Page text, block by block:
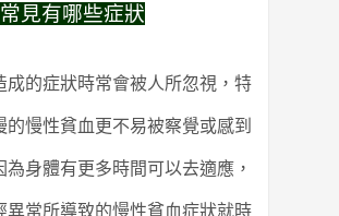
見有哪些症狀
成的症狀時常會被人所忽視，特
的慢性貧血更不易被察覺或感到
為身體有更多時間可以去適應，
異常所導致的慢性貧血症狀就時